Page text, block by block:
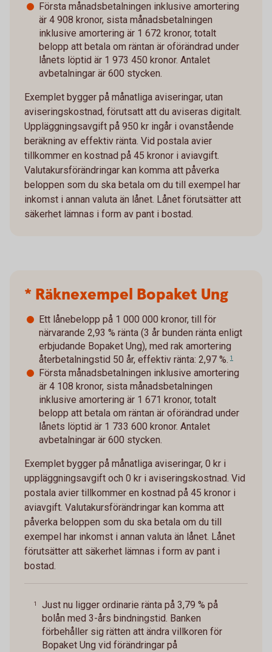
Första månadsbetalningen inklusive amortering
är 4 908 kronor, sista månadsbetalningen
inklusive amortering är 1 672 kronor, totalt
belopp att betala om räntan är oförändrad under
lånets löptid är 1 973 450 kronor. Antalet
avbetalningar är 600 stycken.
Exemplet bygger på månatliga aviseringar, utan
aviseringskostnad, förutsatt att du aviseras digitalt.
Uppläggningsavgift på 950 kr ingår i ovanstående
beräkning av effektiv ränta. Vid postala avier
tillkommer en kostnad på 45 kronor i aviavgift.
Valutakursförändringar kan komma att påverka
beloppen som du ska betala om du till exempel har
inkomst i annan valuta än lånet. Lånet förutsätter att
säkerhet lämnas i form av pant i bostad.
* Räknexempel Bopaket Ung
Ett lånebelopp på 1 000 000 kronor, till för
närvarande 2,93 % ränta (3 år bunden ränta enligt
erbjudande Bopaket Ung), med rak amortering
återbetalningstid 50 år, effektiv ränta: 2,97 %. 1
Första månadsbetalningen inklusive amortering
är 4 108 kronor, sista månadsbetalningen
inklusive amortering är 1 671 kronor, totalt
belopp att betala om räntan är oförändrad under
lånets löptid är 1 733 600 kronor. Antalet
avbetalningar är 600 stycken.
Exemplet bygger på månatliga aviseringar, 0 kr i
uppläggningsavgift och 0 kr i aviseringskostnad. Vid
postala avier tillkommer en kostnad på 45 kronor i
aviavgift. Valutakursförändringar kan komma att
påverka beloppen som du ska betala om du till
exempel har inkomst i annan valuta än lånet. Lånet
förutsätter att säkerhet lämnas i form av pant i
bostad.
1
Just nu ligger ordinarie ränta på 3,79 % på
bolån med 3-års bindningstid. Banken
förbehåller sig rätten att ändra villkoren för
Bopaket Ung vid förändringar på